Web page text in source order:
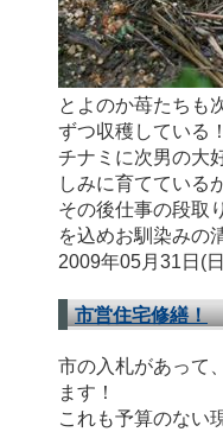
とよのか苺たちも
ずつ収穫している
チナミに次男の大
しみに育てている
その後仕事の段取
を込めお馴染みの
2009年05月31日(
市営住宅修繕！
市の入札があって
ます！
これも予算のない